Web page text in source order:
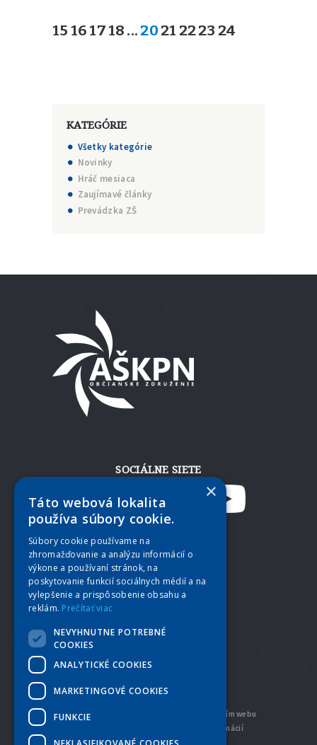
15 161718 ... 20 21 2223 24
KATEGÓRIE
Všetky kategórie
Novinky
Hráč mesiaca
Zaujímavé články
Prevádzka ZŠ
SOCIÁLNE SIETE
Tento web používa súbory cookies. Prehliadaním webu
viac informácií
×
Táto webová lokalita
používa súbory cookie.
Súbory cookie používame na
zhromažďovanie a analýzu informácií o
výkone a používaní stránok, na
poskytovanie funkcií sociálnych médií a na
vylepšenie a prispôsobenie obsahu a
reklám. Prečítať viac
NEVYHNUTNE POTREBNÉ
COOKIES
ANALYTICKÉ COOKIES
MARKETINGOVÉ COOKIES
FUNKCIE